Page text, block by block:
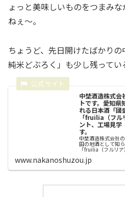
ょっと美味しいものをつまみ
ねぇ～。
ちょうど、先日開けたばかり
純米どぶろく」も少し残ってい
中埜酒造株式会
トです。愛知県
れる日本酒「國
「fruilia（フル
ント、工場見学
す。
中埜酒造株式会社
田の地酒として知
「fruilia（フルリ
www.nakanoshuzou.jp